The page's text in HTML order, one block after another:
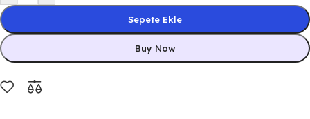
Sepete Ekle
Buy Now